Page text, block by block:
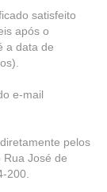
satisfeito
após o
a data de
e-mail
pelos
Rua José de
200.